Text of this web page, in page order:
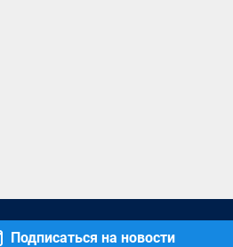
Подписаться на новости